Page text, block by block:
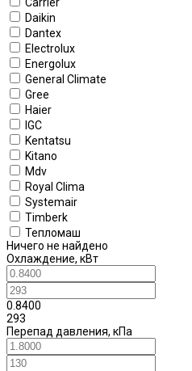
Carrier
Daikin
Dantex
Electrolux
Energolux
General Climate
Gree
Haier
IGC
Kentatsu
Kitano
Mdv
Royal Clima
Systemair
Timberk
Тепломаш
Ничего не найдено
Охлаждение, кВт
0.8400
293
Перепад давления, кПа